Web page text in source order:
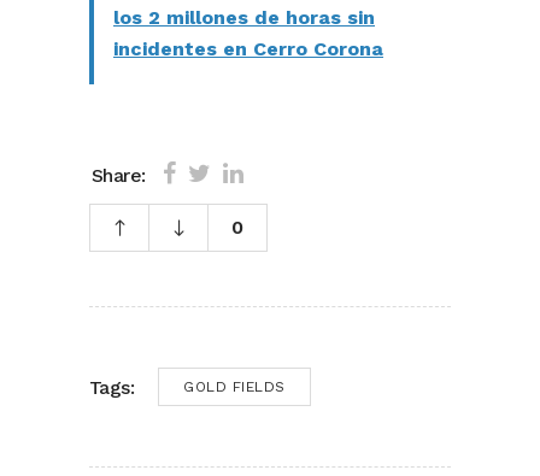
los 2 millones de horas sin
incidentes en Cerro Corona
Share:
0
Tags: GOLD FIELDS